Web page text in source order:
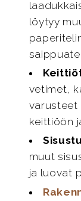
löytyy
vetimet,
varusteet
keittiöön
muut
ja luovat